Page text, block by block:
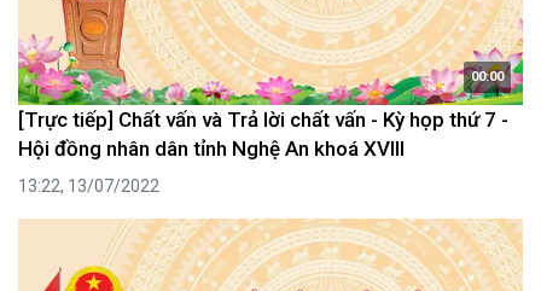
00:00
[Trực tiếp] Chất vấn và Trả lời chất vấn - Kỳ họp thứ 7 -
Hội đồng nhân dân tỉnh Nghệ An khoá XVIII
13:22, 13/07/2022